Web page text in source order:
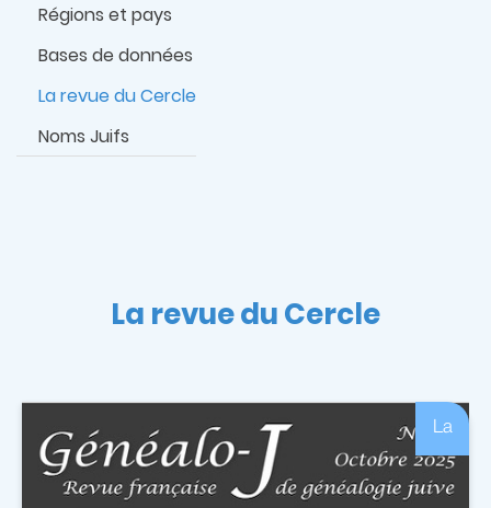
Régions et pays
Bases de données
La revue du Cercle
Noms Juifs
La revue du Cercle
La